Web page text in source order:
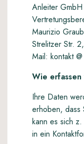
Anleiter GmbH
Maurizio
Strelitzer Str.
Mail: kontakt
Wie
Ihre Daten
erhoben, dass
kann es sich
in ein